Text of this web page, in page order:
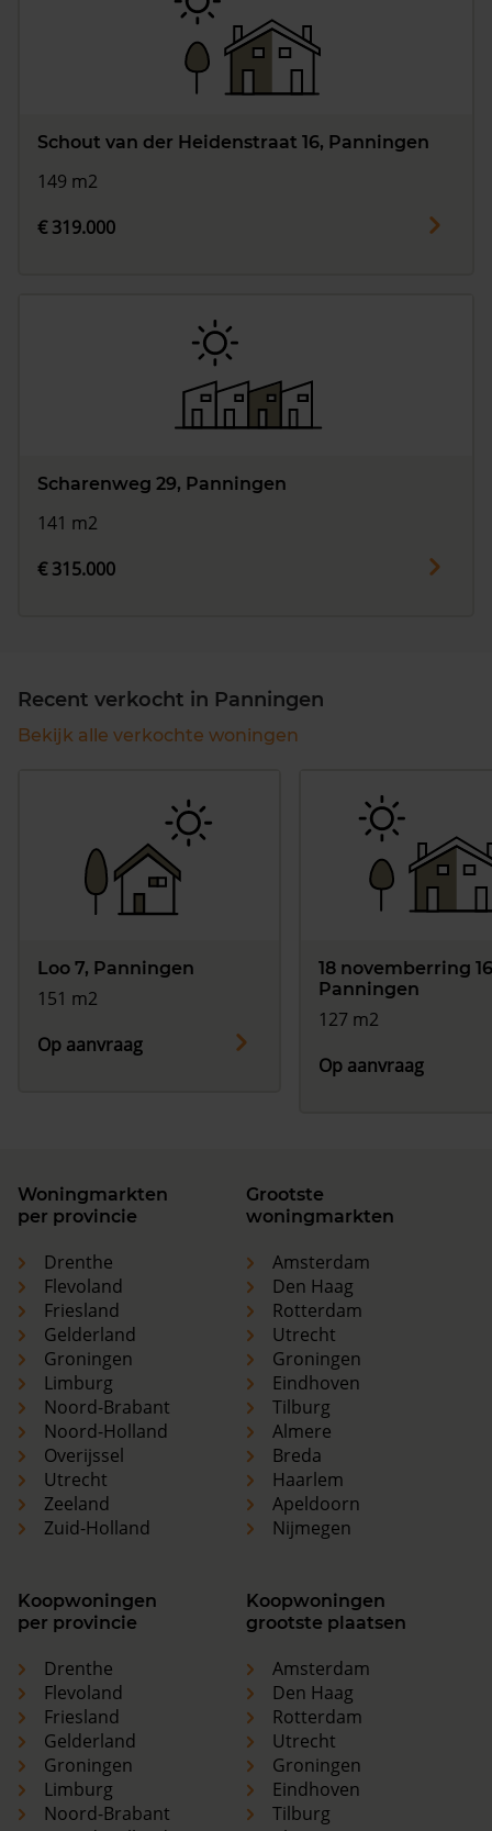
Schout van der Heidenstraat 16, Panningen
149 m2
€ 319.000
Scharenweg 29, Panningen
141 m2
€ 315.000
Recent verkocht in Panningen
Bekijk alle verkochte woningen
Loo 7, Panningen
151 m2
Op aanvraag
18 novemberring
Panningen
127 m2
Op aanvraag
Woningmarkten
per provincie
Drenthe
Flevoland
Friesland
Gelderland
Groningen
Limburg
Noord-Brabant
Noord-Holland
Overijssel
Utrecht
Zeeland
Zuid-Holland
Grootste
woningmarkten
Amsterdam
Den Haag
Rotterdam
Utrecht
Groningen
Eindhoven
Tilburg
Almere
Breda
Haarlem
Apeldoorn
Nijmegen
Koopwoningen
per provincie
Drenthe
Flevoland
Friesland
Gelderland
Groningen
Limburg
Noord-Brabant
Koopwoningen
grootste plaatsen
Amsterdam
Den Haag
Rotterdam
Utrecht
Groningen
Eindhoven
Tilburg